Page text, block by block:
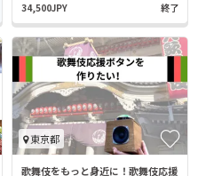
34,500JPY 終了
東京都
歌舞伎をもっと身近に！歌舞伎応援